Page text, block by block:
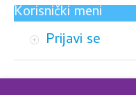
Korisnički meni
Prijavi se